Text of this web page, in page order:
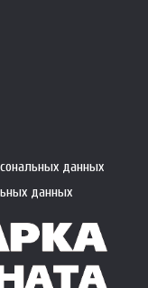
данных
данных